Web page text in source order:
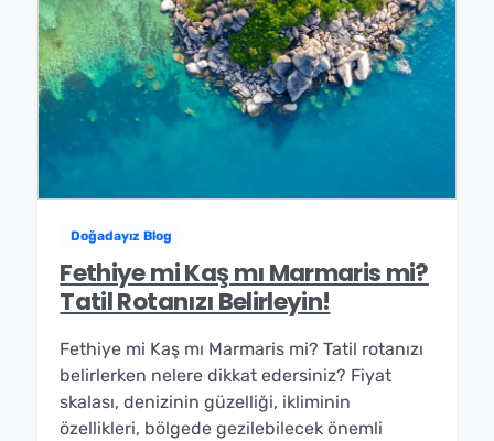
Doğadayız Blog
Fethiye mi Kaş mı Marmaris mi?
Tatil Rotanızı Belirleyin!
Fethiye mi Kaş mı Marmaris mi? Tatil rotanızı
belirlerken nelere dikkat edersiniz? Fiyat
skalası, denizinin güzelliği, ikliminin
özellikleri, bölgede gezilebilecek önemli